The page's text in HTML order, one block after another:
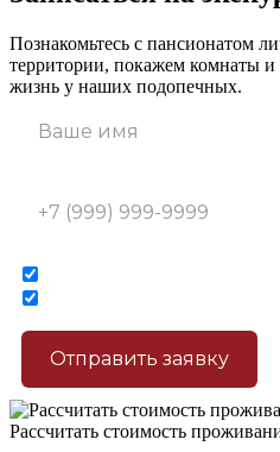
Познакомьтесь с пансионатом
территории, покажем комнаты и
жизнь у наших подопечных.
Рассчитать стоимость